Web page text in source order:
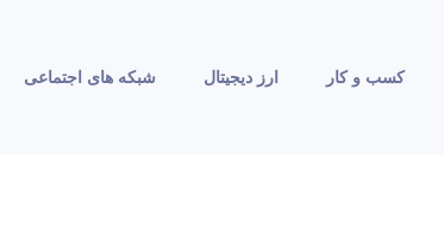
کسب و کار ارز دیجیتال شبکه های اجتماعی